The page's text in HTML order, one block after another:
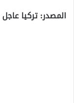
المصدر: تركيا عاجل